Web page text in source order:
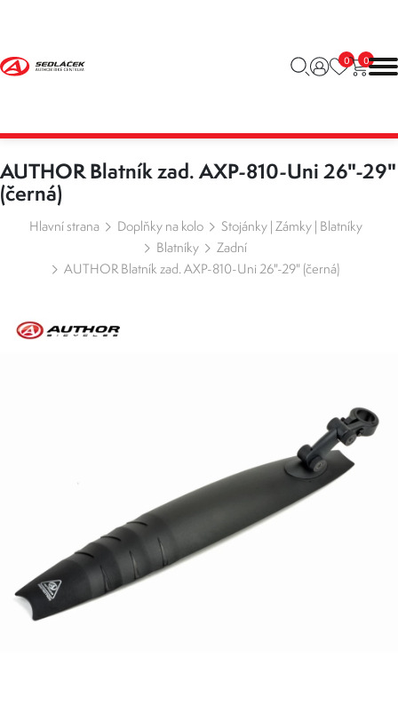
0 0
AUTHOR Blatník zad. AXP-810-Uni 26"-29"
(černá)
Hlavní strana Doplňky na kolo
Stojánky | Zámky | Blatníky
Blatníky
Zadní
AUTHOR Blatník zad. AXP-810-Uni 26"-29" (černá)